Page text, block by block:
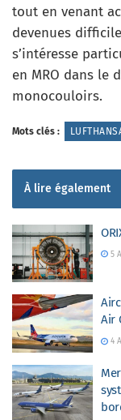
tout en venant
devenues
s’intéresse
en MRO dans le
monocouloirs.
Mots clés :
À lire également
5
Air
4